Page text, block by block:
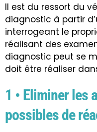
Il est du ressort du
diagnostic à partir
interrogeant le
réalisant des
diagnostic peut se
doit être réaliser
1 • Eliminer les
possibles de